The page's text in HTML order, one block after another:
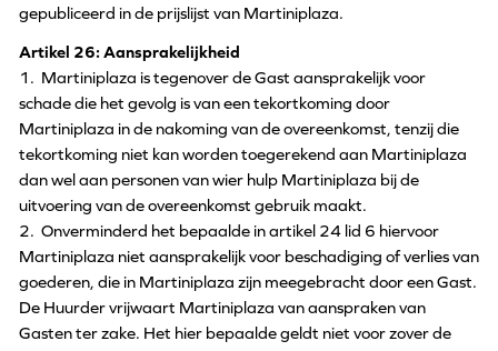
gepubliceerd in de prijslijst van Martiniplaza.
Artikel 26: Aansprakelijkheid
1. Martiniplaza is tegenover de Gast aansprakelijk voor
schade die het gevolg is van een tekortkoming door
Martiniplaza in de nakoming van de overeenkomst, tenzij die
tekortkoming niet kan worden toegerekend aan Martiniplaza
dan wel aan personen van wier hulp Martiniplaza bij de
uitvoering van de overeenkomst gebruik maakt.
2. Onverminderd het bepaalde in artikel 24 lid 6 hiervoor
Martiniplaza niet aansprakelijk voor beschadiging of verlies van
goederen, die in Martiniplaza zijn meegebracht door een Gast.
De Huurder vrijwaart Martiniplaza van aanspraken van
Gasten ter zake. Het hier bepaalde geldt niet voor zover de